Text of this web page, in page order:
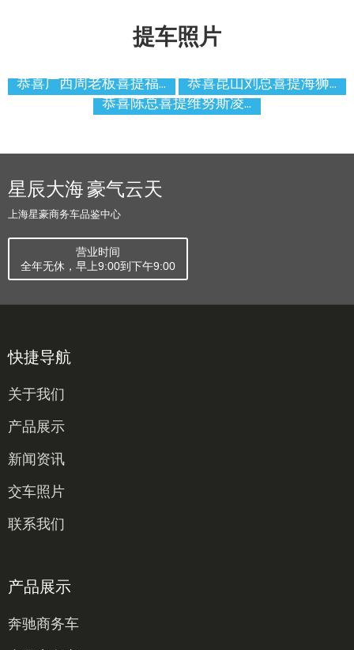
提车照片
恭喜广西周老板喜提福特T8黑武士商务车
恭喜昆山刘总喜提海狮7座商务车
恭喜陈总喜提维努斯凌云听涛豪华七座商务车
星辰大海 豪气云天
上海星豪商务车品鉴中心
营业时间
全年无休，早上9:00到下午9:00
快捷导航
关于我们
产品展示
新闻资讯
交车照片
联系我们
产品展示
奔驰商务车